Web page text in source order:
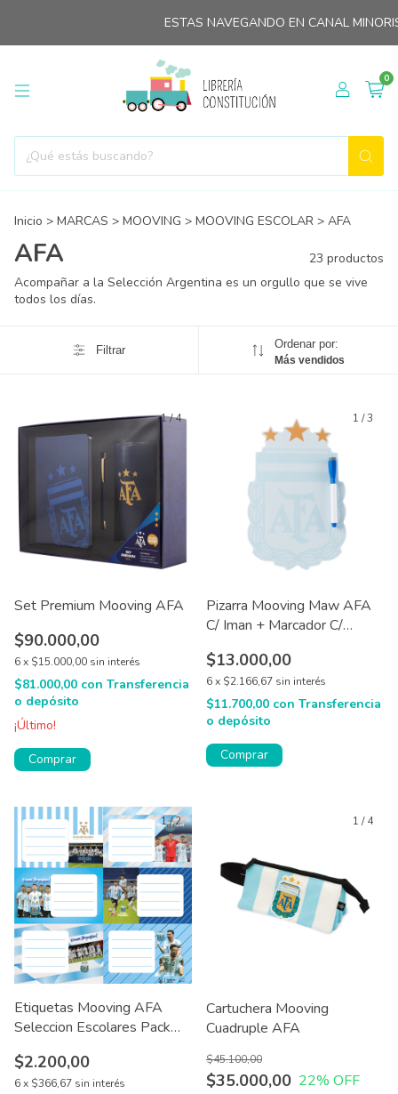
ESTAS NAVEGANDO EN CANAL MINORISTA
0
Inicio > MARCAS > MOOVING > MOOVING ESCOLAR > AFA
AFA
23 productos
Acompañar a la Selección Argentina es un orgullo que se vive
todos los días.
Filtrar Ordenar por:
Más vendidos
1/4
Set Premium Mooving AFA
$90.000,00
6x $15.000,00 sin interés
$81.000,00 con Transferencia
o depósito
¡Último!
1 /3
Pizarra Mooving Maw AFA
C/ Iman + Marcador C/
$13.000,00
6x $2.166,67 sin interés
$11.700,00 con Transferencia
o depósito
1/2
Etiquetas Mooving AFA
Seleccion Escolares Pack
$2.200,00
6x $366,67 sin interés
1 /4
Cartuchera Mooving
Cuadruple AFA
$35.000,00
$45.100,00
22% OFF